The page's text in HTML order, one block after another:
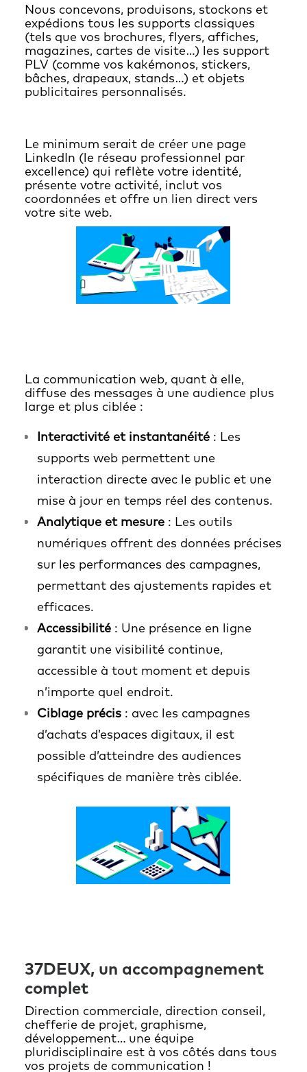
Nous concevons, produisons, stockons et
expédions tous les supports classiques
(tels que vos brochures, flyers, affiches,
magazines, cartes de visite…) les support
PLV (comme vos kakémonos, stickers,
bâches, drapeaux, stands…) et objets
publicitaires personnalisés.
Le minimum serait de créer une page
LinkedIn (le réseau professionnel par
excellence) qui reflète votre identité,
présente votre activité, inclut vos
coordonnées et offre un lien direct vers
votre site web.
La communication web, quant à elle,
diffuse des messages à une audience plus
large et plus ciblée :
Interactivité et instantanéité : Les
supports web permettent une
interaction directe avec le public et une
mise à jour en temps réel des contenus.
Analytique et mesure : Les outils
numériques offrent des données précises
sur les performances des campagnes,
permettant des ajustements rapides et
efficaces.
Accessibilité : Une présence en ligne
garantit une visibilité continue,
accessible à tout moment et depuis
n’importe quel endroit.
Ciblage précis : avec les campagnes
d’achats d’espaces digitaux, il est
possible d’atteindre des audiences
spécifiques de manière très ciblée.
37DEUX, un accompagnement
complet
Direction commerciale, direction conseil,
chefferie de projet, graphisme,
développement… une équipe
pluridisciplinaire est à vos côtés dans tous
vos projets de communication !